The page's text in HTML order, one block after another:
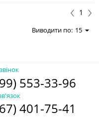
1
Виводити по: 15
553-33-96
401-75-41